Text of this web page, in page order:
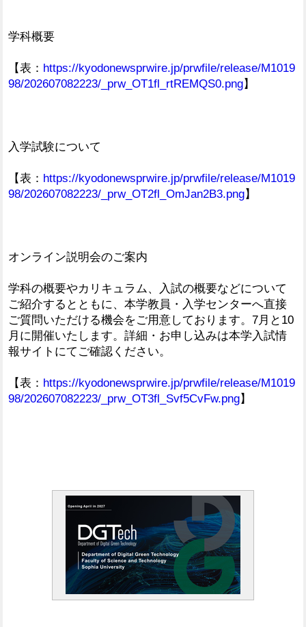
学科概要
【表： https://kyodonewsprwire.jp/prwfile/release/M1019
98/202607082223/_prw_OT1fl_rtREMQS0.png】
入学試験について
【表： https://kyodonewsprwire.jp/prwfile/release/M1019
98/202607082223/_prw_OT2fl_OmJan2B3.png】
オンライン説明会のご案内
学科の概要やカリキュラム、入試の概要などについて
ご紹介するとともに、本学教員・入学センターへ直接
ご質問いただける機会をご用意しております。7月と10
月に開催いたします。詳細・お申し込みは本学入試情
報サイトにてご確認ください。
【表： https://kyodonewsprwire.jp/prwfile/release/M1019
98/202607082223/_prw_OT3fl_Svf5CvFw.png】